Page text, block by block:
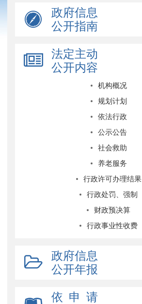
政府信息
公开指南
法定主动
公开内容
机构概况
规划计划
依法行政
公示公告
社会救助
养老服务
行政许可办理结果
行政处罚、强制
财政预决算
行政事业性收费
政府信息
公开年报
依 申 请